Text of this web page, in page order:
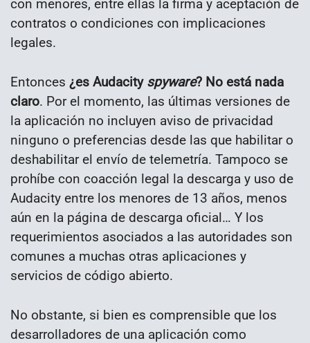
con menores, entre ellas la firma y aceptación de
contratos o condiciones con implicaciones
legales.
Entonces ¿es Audacity spyware? No está nada
claro. Por el momento, las últimas versiones de
la aplicación no incluyen aviso de privacidad
ninguno o preferencias desde las que habilitar o
deshabilitar el envío de telemetría. Tampoco se
prohíbe con coacción legal la descarga y uso de
Audacity entre los menores de 13 años, menos
aún en la página de descarga oficial… Y los
requerimientos asociados a las autoridades son
comunes a muchas otras aplicaciones y
servicios de código abierto.
No obstante, si bien es comprensible que los
desarrolladores de una aplicación como